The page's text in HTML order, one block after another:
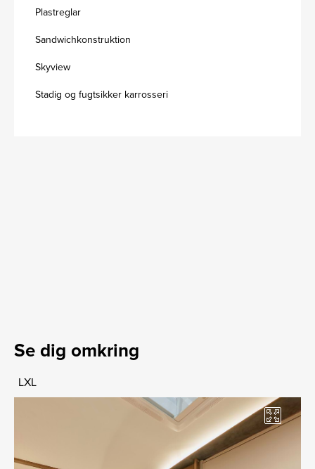
Plastreglar
Sandwichkonstruktion
Skyview
Stadig og fugtsikker karrosseri
Se dig omkring
LXL